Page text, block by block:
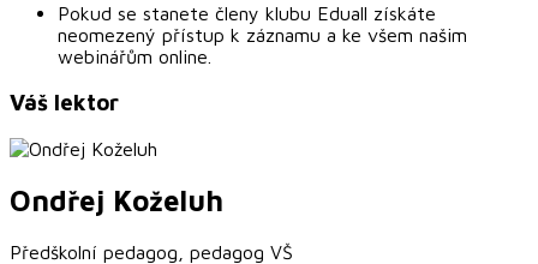
Pokud se stanete členy klubu Eduall získáte
neomezený přístup k záznamu a ke všem našim
webinářům online.
Váš lektor
Ondřej Koželuh
Předškolní pedagog, pedagog VŠ